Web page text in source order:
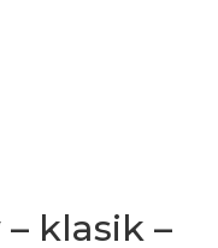
klasik –